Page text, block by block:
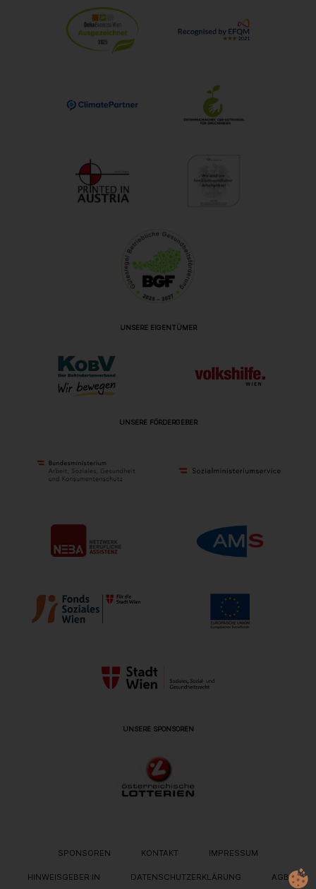
UNSERE EIGENTÜMER
UNSERE FÖRDERGEBER
UNSERE SPONSOREN
METANAVIGATION
SPONSOREN KONTAKT IMPRESSUM
HINWEISGEBER:IN DATENSCHUTZERKLÄRUNG AGB